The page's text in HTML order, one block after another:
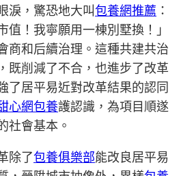
淚，驚恐地大叫包養網推薦 ：
值！我寧願用一棟別墅換！」
商和后續治理。這種共建共治
既削減了不合，也進步了改革
了居平易近對改革結果的認同
心網包養護認識，為項目順遂
社會基本。
除了包養俱樂部能改良居平易